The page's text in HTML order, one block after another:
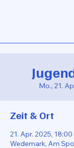
Mo., 21.
Zeit & Ort
21. Apr. 2025,
Wedemark, Am